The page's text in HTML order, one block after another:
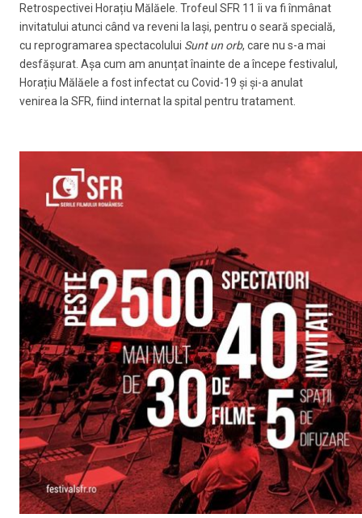
Retrospectivei Horațiu Mălăele. Trofeul SFR 11 îi va fi înmânat
invitatului atunci când va reveni la Iași, pentru o seară specială,
cu reprogramarea spectacolului Sunt un orb, care nu s-a mai
desfășurat. Așa cum am anunțat înainte de a începe festivalul,
Horațiu Mălăele a fost infectat cu Covid-19 și și-a anulat
venirea la SFR, fiind internat la spital pentru tratament.